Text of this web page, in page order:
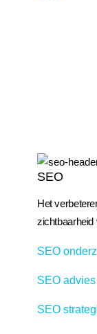
SEO
Het
zichtbaarheid
SEO
SEO advies
SEO